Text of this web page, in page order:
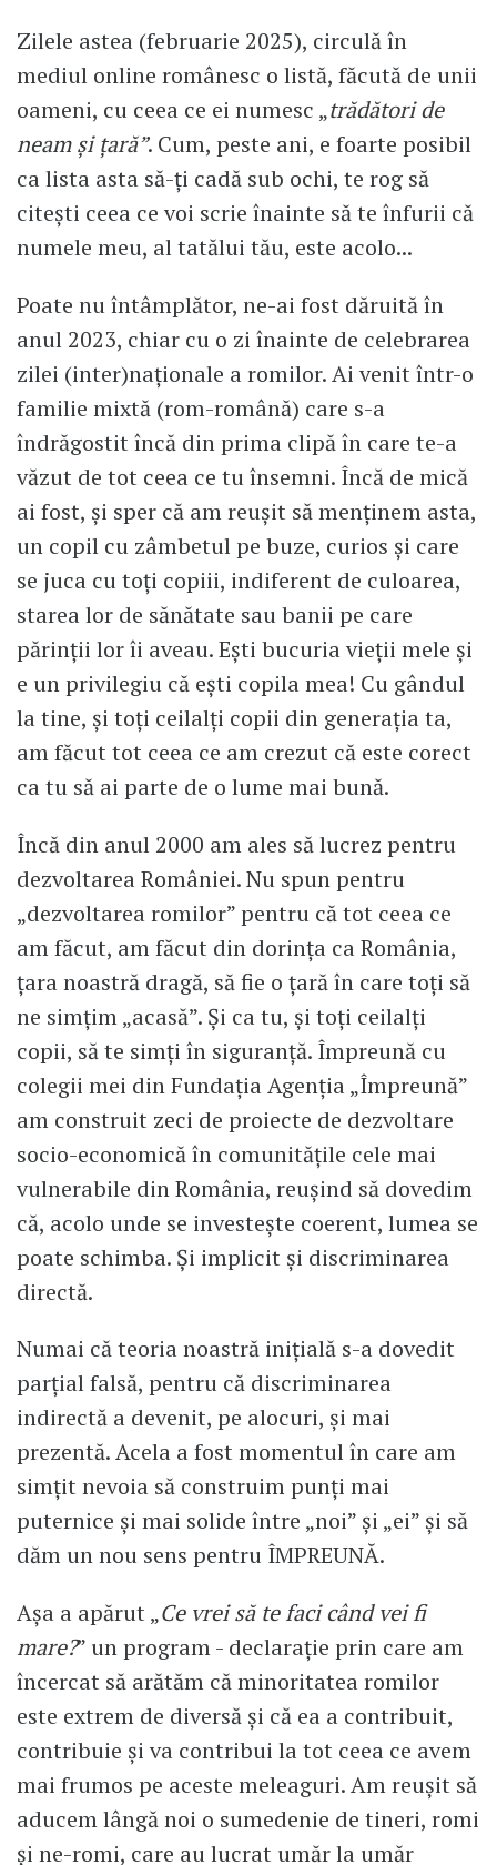
Zilele astea (februarie 2025), circulă în
mediul online românesc o listă, făcută de unii
oameni, cu ceea ce ei numesc „trădători de
neam și țară”. Cum, peste ani, e foarte posibil
ca lista asta să-ți cadă sub ochi, te rog să
citești ceea ce voi scrie înainte să te înfurii că
numele meu, al tatălui tău, este acolo...
Poate nu întâmplător, ne-ai fost dăruită în
anul 2023, chiar cu o zi înainte de celebrarea
zilei (inter)naționale a romilor. Ai venit într-o
familie mixtă (rom-română) care s-a
îndrăgostit încă din prima clipă în care te-a
văzut de tot ceea ce tu însemni. Încă de mică
ai fost, și sper că am reușit să menținem asta,
un copil cu zâmbetul pe buze, curios și care
se juca cu toți copiii, indiferent de culoarea,
starea lor de sănătate sau banii pe care
părinții lor îi aveau. Ești bucuria vieții mele și
e un privilegiu că ești copila mea! Cu gândul
la tine, și toți ceilalți copii din generația ta,
am făcut tot ceea ce am crezut că este corect
ca tu să ai parte de o lume mai bună.
Încă din anul 2000 am ales să lucrez pentru
dezvoltarea României. Nu spun pentru
„dezvoltarea romilor” pentru că tot ceea ce
am făcut, am făcut din dorința ca România,
țara noastră dragă, să fie o țară în care toți să
ne simțim „acasă”. Și ca tu, și toți ceilalți
copii, să te simți în siguranță. Împreună cu
colegii mei din Fundația Agenția „Împreună”
am construit zeci de proiecte de dezvoltare
socio-economică în comunitățile cele mai
vulnerabile din România, reușind să dovedim
că, acolo unde se investește coerent, lumea se
poate schimba. Și implicit și discriminarea
directă.
Numai că teoria noastră inițială s-a dovedit
parțial falsă, pentru că discriminarea
indirectă a devenit, pe alocuri, și mai
prezentă. Acela a fost momentul în care am
simțit nevoia să construim punți mai
puternice și mai solide între „noi” și „ei” și să
dăm un nou sens pentru ÎMPREUNĂ.
Așa a apărut „Ce vrei să te faci când vei fi
mare?” un program - declarație prin care am
încercat să arătăm că minoritatea romilor
este extrem de diversă și că ea a contribuit,
contribuie și va contribui la tot ceea ce avem
mai frumos pe aceste meleaguri. Am reușit să
aducem lângă noi o sumedenie de tineri, romi
și ne-romi, care au lucrat umăr la umăr